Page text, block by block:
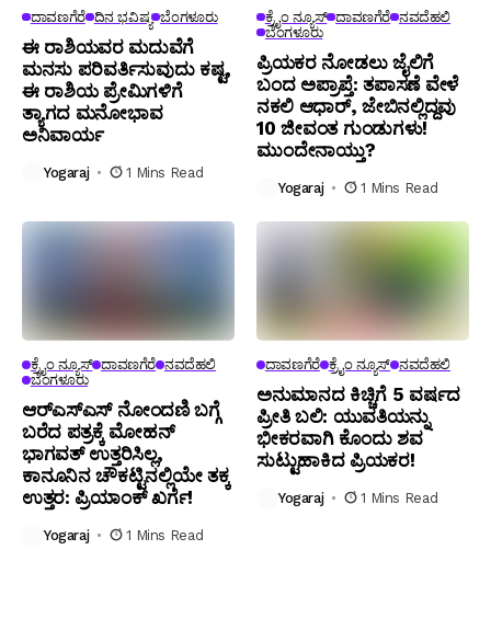
ದಾವಣಗೆರೆ ದಿನ ಭವಿಷ್ಯ ಬೆಂಗಳೂರು
ಈ ರಾಶಿಯವರ ಮದುವೆಗೆ
ಮನಸು ಪರಿವರ್ತಿಸುವುದು ಕಷ್ಟ,
ಈ ರಾಶಿಯ ಪ್ರೇಮಿಗಳಿಗೆ
ತ್ಯಾಗದ ಮನೋಭಾವ
ಅನಿವಾರ್ಯ
Yogaraj 1 Mins Read
ಕ್ರೈಂ ನ್ಯೂಸ್ ದಾವಣಗೆರೆ ನವದೆಹಲಿ
ಬೆಂಗಳೂರು
ಪ್ರಿಯಕರ ನೋಡಲು ಜೈಲಿಗೆ
ಬಂದ ಅಪ್ರಾಪ್ತೆ: ತಪಾಸಣೆ ವೇಳೆ
ನಕಲಿ ಆಧಾರ್, ಜೇಬಿನಲ್ಲಿದ್ದವು
10 ಜೀವಂತ ಗುಂಡುಗಳು!
ಮುಂದೇನಾಯ್ತು?
Yogaraj 1 Mins Read
ಕ್ರೈಂ ನ್ಯೂಸ್ ದಾವಣಗೆರೆ ನವದೆಹಲಿ
ಬೆಂಗಳೂರು
ಆರ್‌ಎಸ್‌ಎಸ್‌ ನೋಂದಣಿ ಬಗ್ಗೆ
ಬರೆದ ಪತ್ರಕ್ಕೆ ಮೋಹನ್
ಭಾಗವತ್ ಉತ್ತರಿಸಿಲ್ಲ,
ಕಾನೂನಿನ ಚೌಕಟ್ಟಿನಲ್ಲಿಯೇ ತಕ್ಕ
ಉತ್ತರ: ಪ್ರಿಯಾಂಕ್ ಖರ್ಗೆ!
Yogaraj 1 Mins Read
ದಾವಣಗೆರೆ ಕ್ರೈಂ ನ್ಯೂಸ್ ನವದೆಹಲಿ
ಅನುಮಾನದ ಕಿಚ್ಚಿಗೆ 5 ವರ್ಷದ
ಪ್ರೀತಿ ಬಲಿ: ಯುವತಿಯನ್ನು
ಭೀಕರವಾಗಿ ಕೊಂದು ಶವ
ಸುಟ್ಟುಹಾಕಿದ ಪ್ರಿಯಕರ!
Yogaraj 1 Mins Read